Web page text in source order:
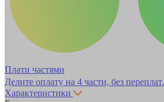
Плати частями
Делите оплату на 4 части, без переплат.
Характеристики